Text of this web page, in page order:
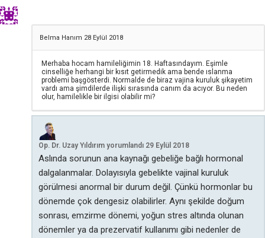
Belma Hanım 28 Eylül 2018
Merhaba hocam hamileliğimin 18. Haftasındayım. Eşimle
cinselliğe herhangi bir kısıt getirmedik ama bende ıslanma
problemi başgösterdi. Normalde de biraz vajina kuruluk şikayetim
vardı ama şimdilerde ilişki sırasında canım da acıyor. Bu neden
olur, hamilelikle bir ilgisi olabilir mi?
Op. Dr. Uzay Yıldırım yorumlandı 29 Eylül 2018
Aslında sorunun ana kaynağı gebeliğe bağlı hormonal
dalgalanmalar. Dolayısıyla gebelikte vajinal kuruluk
görülmesi anormal bir durum değil. Çünkü hormonlar bu
dönemde çok dengesiz olabilirler. Aynı şekilde doğum
sonrası, emzirme dönemi, yoğun stres altında olunan
dönemler ya da prezervatif kullanımı gibi nedenler de